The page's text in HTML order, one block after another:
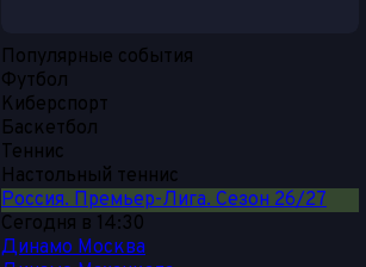
Популярные события
Футбол
Киберспорт
Баскетбол
Теннис
Настольный теннис
Россия. Премьер-Лига. Сезон 26/27
Сегодня в 14:30
Динамо Москва